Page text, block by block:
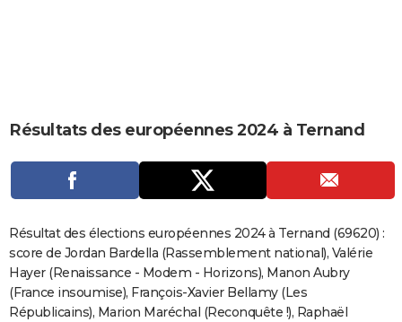
CARTE DE VOEUX
Carte de Noël
Carte Bonne année
Carte Saint-Valentin
Carte Pâques
Carte d'anniversaire
DICTIONNAIRE
Dictionnaire
Biographies
Citations
Expressions
Proverbes
PROGRAMME TV
COPAINS D'AVANT
S'inscrire
Se connecter
Lycées
Collèges
Primaires
Universités
Entreprises
Service militaire
Avis de recherche
AVIS DE DÉCÈS
FORUM
Résultats des européennes 2024 à Ternand
Résultat des élections européennes 2024 à Ternand (69620) :
score de Jordan Bardella (Rassemblement national), Valérie
Hayer (Renaissance - Modem - Horizons), Manon Aubry
(France insoumise), François-Xavier Bellamy (Les
Républicains), Marion Maréchal (Reconquête !), Raphaël